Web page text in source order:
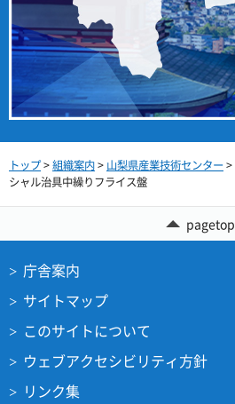
トップ>組織案内> 山梨県産業技術センター>
シャル治具中繰りフライス盤
pagetop
庁舎案内
サイトマップ
このサイトについて
ウェブアクセシビリティ方針
リンク集